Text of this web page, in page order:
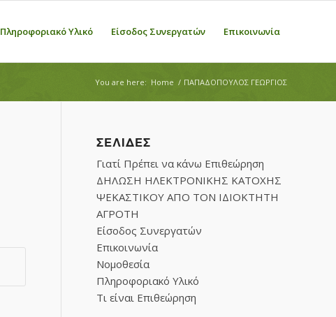
Πληροφοριακό Υλικό Είσοδος Συνεργατών Επικοινωνία
You are here: Home / ΠΑΠΑΔΟΠΟΥΛΟΣ ΓΕΩΡΓΙΟΣ
ΣΕΛΊΔΕΣ
Γιατί Πρέπει να κάνω Επιθεώρηση
ΔΗΛΩΣΗ ΗΛΕΚΤΡΟΝΙΚΗΣ ΚΑΤΟΧΗΣ
ΨΕΚΑΣΤΙΚΟΥ ΑΠΟ ΤΟΝ ΙΔΙΟΚΤΗΤΗ
ΑΓΡΟΤΗ
Είσοδος Συνεργατών
Επικοινωνία
Νομοθεσία
Πληροφοριακό Υλικό
Τι είναι Επιθεώρηση